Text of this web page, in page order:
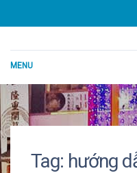
MENU
Tag: hướng